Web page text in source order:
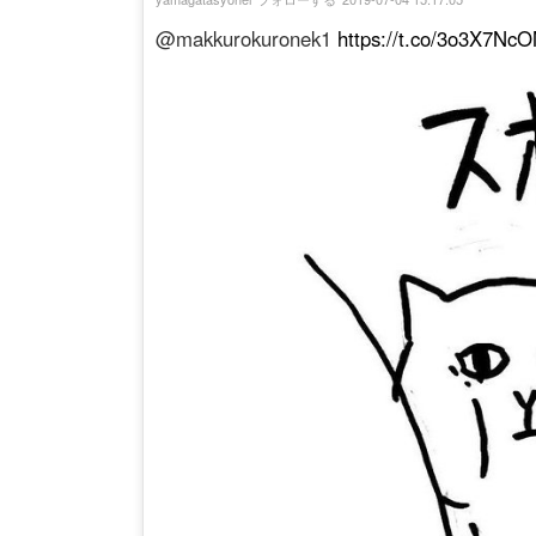
@makkurokuronek1 https://t.co/